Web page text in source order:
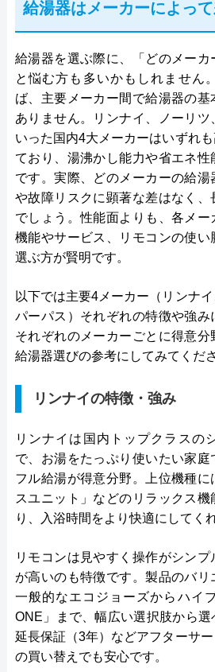
給湯器はメーカーによっ
給湯器を選ぶ際に、「どのメーカ
と悩む方も多いかもしれません
ば、主要メーカー間で給湯器の
ありません。リンナイ、ノーリツ
いった国内4大メーカーはいずれ
ており、湯沸かし能力や省エネ
です。実際、どのメーカーの給
や故障リスクに顕著な差はなく、
でしょう。性能面よりも、各メ
機能やサービス、リモコンの使い
選ぶ方が賢明です。
以下では主要4メーカー（リンナイ
パーパス）それぞれの特徴や強み
それぞれのメーカーごとに得意分
給湯器選びの参考にしてみてくださ
リンナイの特徴・強み
リンナイは国内トップクラスの
で、お湯をたっぷり使いたい家庭
フル給湯が得意分野。上位機種
スユニット」などのリラックス
り、入浴時間をより快適にしてく
リモコンは見やすく操作がシン
が高いのも特徴です。製品のバリ
一般的なエコジョーズからハイ
ONE」まで、幅広い選択肢から
延長保証（3年）などアフターサ
の買い替えでも安心です。